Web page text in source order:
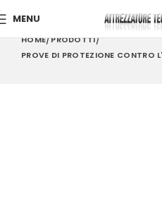
MENU
HOME PRODOTTI
PROVE DI PROTEZIONE CONTRO